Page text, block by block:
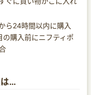
ら24時間以内に購入
購入前にニフティポ
は…